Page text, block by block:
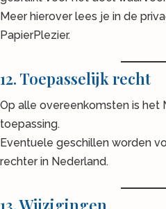
Meer hierover lees je in de
PapierPlezier.
12. Toepasselijk recht
Op alle overeenkomsten is het
toepassing.
Eventuele geschillen worden
rechter in Nederland.
13. Wijzigingen